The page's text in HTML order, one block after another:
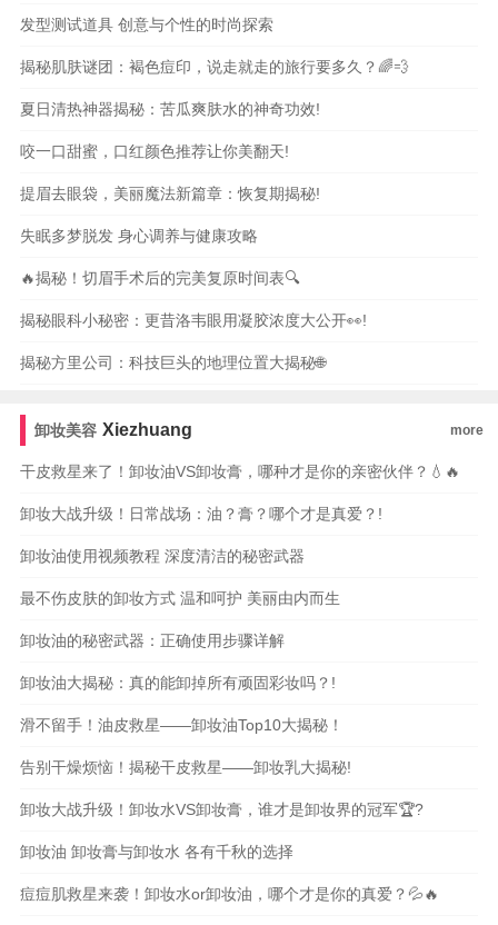
发型测试道具 创意与个性的时尚探索
揭秘肌肤谜团：褐色痘印，说走就走的旅行要多久？🌈💨
夏日清热神器揭秘：苦瓜爽肤水的神奇功效!
咬一口甜蜜，口红颜色推荐让你美翻天!
提眉去眼袋，美丽魔法新篇章：恢复期揭秘!
失眠多梦脱发 身心调养与健康攻略
🔥揭秘！切眉手术后的完美复原时间表🔍
揭秘眼科小秘密：更昔洛韦眼用凝胶浓度大公开👀!
揭秘方里公司：科技巨头的地理位置大揭秘🌐
卸妆美容 Xiezhuang more
干皮救星来了！卸妆油VS卸妆膏，哪种才是你的亲密伙伴？💧🔥
卸妆大战升级！日常战场：油？膏？哪个才是真爱？!
卸妆油使用视频教程 深度清洁的秘密武器
最不伤皮肤的卸妆方式 温和呵护 美丽由内而生
卸妆油的秘密武器：正确使用步骤详解
卸妆油大揭秘：真的能卸掉所有顽固彩妆吗？!
滑不留手！油皮救星——卸妆油Top10大揭秘！
告别干燥烦恼！揭秘干皮救星——卸妆乳大揭秘!
卸妆大战升级！卸妆水VS卸妆膏，谁才是卸妆界的冠军🏆?
卸妆油 卸妆膏与卸妆水 各有千秋的选择
痘痘肌救星来袭！卸妆水or卸妆油，哪个才是你的真爱？💦🔥